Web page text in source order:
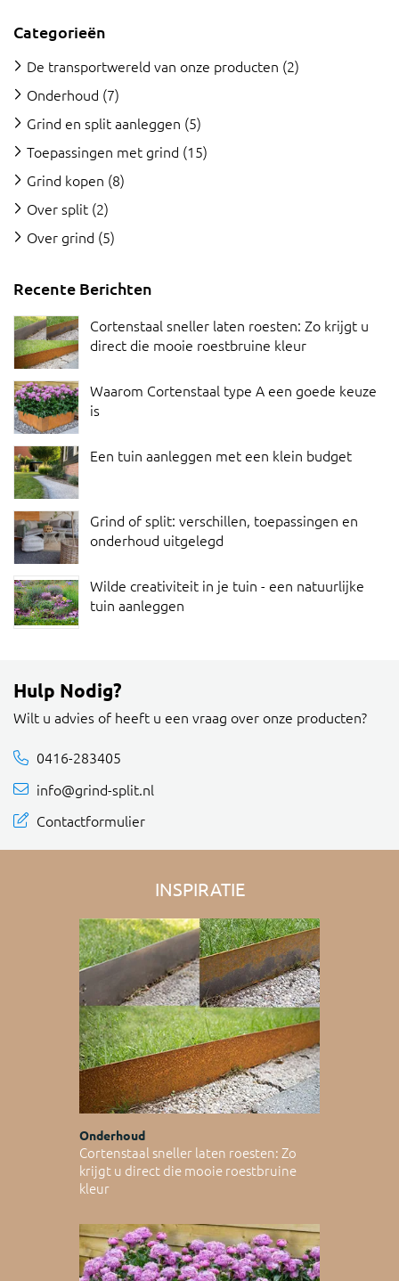
Categorieën
De transportwereld van onze producten (2)
Onderhoud (7)
Grind en split aanleggen (5)
Toepassingen met grind (15)
Grind kopen (8)
Over split (2)
Over grind (5)
Recente Berichten
Cortenstaal sneller laten roesten: Zo krijgt u
direct die mooie roestbruine kleur
Waarom Cortenstaal type A een goede keuze
is
Een tuin aanleggen met een klein budget
Grind of split: verschillen, toepassingen en
onderhoud uitgelegd
Wilde creativiteit in je tuin - een natuurlijke
tuin aanleggen
Hulp Nodig?
Wilt u advies of heeft u een vraag over onze producten?
0416-283405
info@grind-split.nl
Contactformulier
INSPIRATIE
Onderhoud
Cortenstaal sneller laten roesten: Zo
krijgt u direct die mooie roestbruine
kleur